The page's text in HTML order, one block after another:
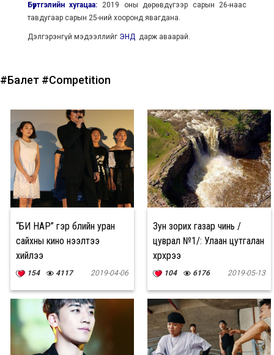
Бүртгэлийн хугацаа: 2019 оны дөрөвдүгээр сарын 26-наас
тавдугаар сарын 25-ний хооронд явагдана.
Дэлгэрэнгүй мэдээллийг ЭНДдарж аваарай.
#Балет #Competition
“БИ НАР” гэр бүлийн уран
сайхны кино нээлтээ
хийлээ
154 4117 2019-04-06
Зун зорих газар чинь /
цуврал №1/: Улаан цутгалан
хүрхрээ
104 6176 2019-05-13